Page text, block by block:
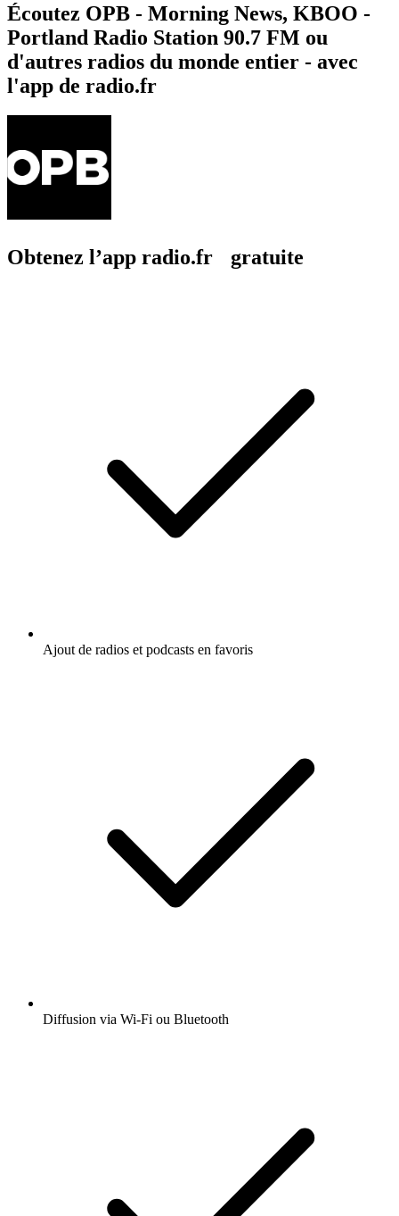
Écoutez OPB - Morning News, KBOO -
Portland Radio Station 90.7 FM ou
d'autres radios du monde entier - avec
l'app de radio.fr
Obtenez l’app radio.fr gratuite
Ajout de radios et podcasts en favoris
Diffusion via Wi-Fi ou Bluetooth